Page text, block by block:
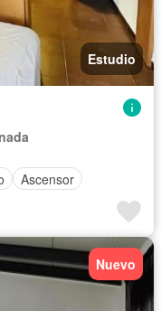
Estudio
Ascensor
Nuevo